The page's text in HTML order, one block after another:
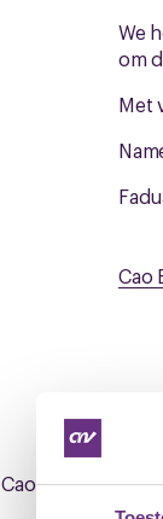
We
om
Met
Cao